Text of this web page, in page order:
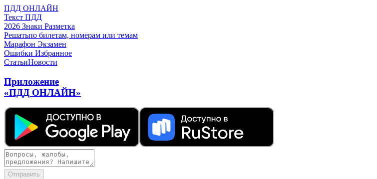
ПДД ОНЛАЙН
Текст ПДД
2026 Знаки Разметка
Решатьпо билетам, номерам или темам
Марафон Экзамен
Ошибки Избранное
СтатьиНовости
Приложение
«ПДД ОНЛАЙН»
Отправить